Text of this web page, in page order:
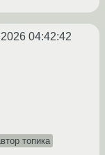
04:42:42
топика